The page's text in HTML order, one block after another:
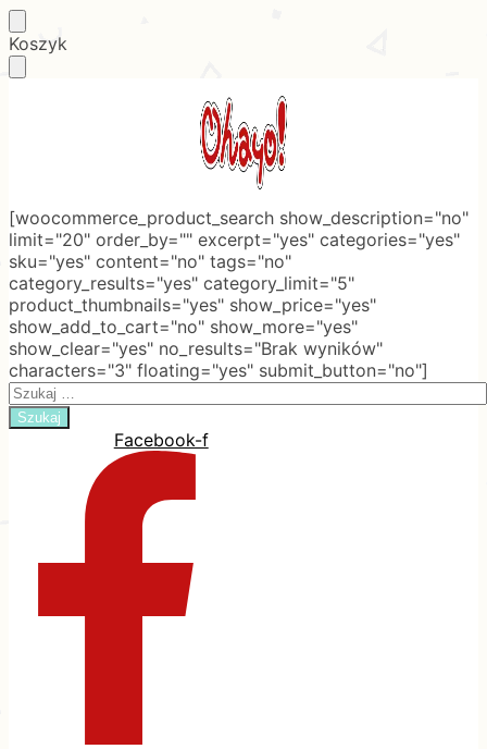
Skip
to
Skip
to
Koszyk
[woocommerce_product_search show_description="no"
limit="20" order_by="" excerpt="yes" categories="yes"
sku="yes" content="no" tags="no"
category_results="yes" category_limit="5"
product_thumbnails="yes" show_price="yes"
show_add_to_cart="no" show_more="yes"
show_clear="yes" no_results="Brak wyników"
characters="3" floating="yes" submit_button="no"]
Search
for:
Facebook-f